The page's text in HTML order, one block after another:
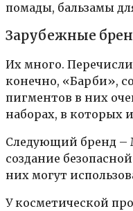
помады, бальзамы
Зарубежные
Их много.
конечно, «Барби»,
пигментов в них
наборах, в которых
Следующий бренд –
создание
них могут
У косметической